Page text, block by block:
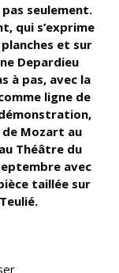
seulement.
qui s’exprime
planches et sur
Depardieu
à pas, avec la
ligne de
de Mozart au
Théâtre du
avec
taillée sur